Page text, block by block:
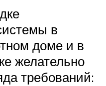
в
доме и в
желательно
требований: